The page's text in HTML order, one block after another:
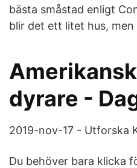
bästa småstad enligt
blir det ett litet hus,
dyrare -
2019-nov-17 - Utforska
Du behöver bara klicka